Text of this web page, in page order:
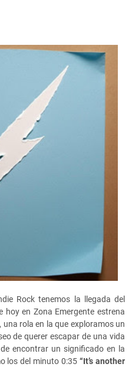
Rock tenemos la llegada del
hoy en Zona Emergente estrena
, una rola en la que exploramos un
de querer escapar de una vida
encontrar un significado en la
los del minuto 0:35“It’s another